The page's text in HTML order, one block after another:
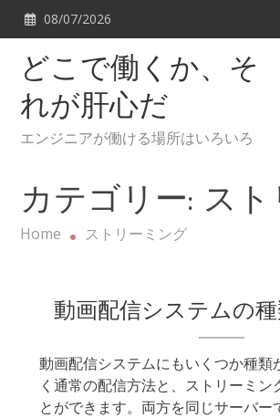
Skip
content
08/07/2026
どこで働くか、そ
れが肝心だ
エンジニアが働ける場所はいろいろ
カテゴリー: スト
Home ストリーミング
動画配信システムの
動画配信システムにもいくつか種類
く通常の配信方法と、ストリーミン
とができます。両方を同じサーバー